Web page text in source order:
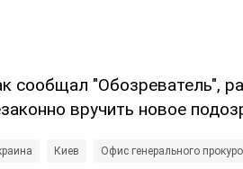
сообщал "Обозреватель",
вручить новое
Киев Офис генерального